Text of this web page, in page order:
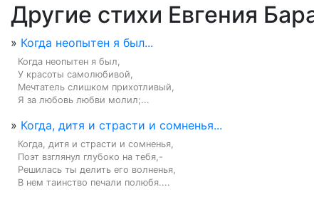
Другие стихи Евгения
» Когда неопытен я был...
Когда неопытен я был,
У красоты самолюбивой,
Мечтатель слишком прихотливый,
Я за любовь любви молил;...
» Когда, дитя и страсти и сомненья...
Когда, дитя и страсти и сомненья,
Поэт взглянул глубоко на тебя,-
Решилась ты делить его волненья,
В нем таинство печали полюбя....